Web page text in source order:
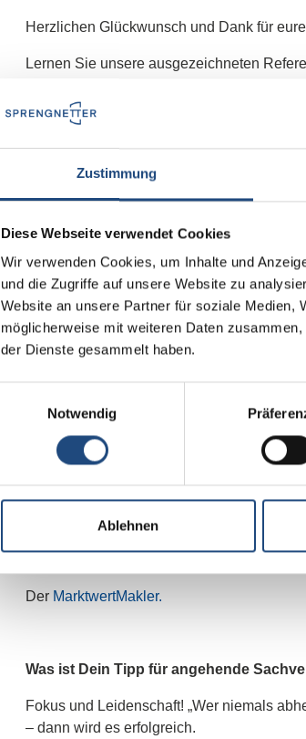
Zustimmung
Diese Webseite verwendet Cookies
Wir verwenden Cookies, um Inhalte und
und die Zugriffe auf unsere Website zu
Website an unsere Partner für soziale Medien,
möglicherweise mit weiteren Daten
der Dienste gesammelt haben.
Notwendig
Ablehnen
Herzlichen Glückwunsch und Dank für
Lernen Sie unsere ausgezeichneten
Seit wann bist Du in der
Warum bist Du in die
zu arbeiten?
Mich hat vor allem die Methode
Verkäufe Daten abzuleiten. In der
dieses Wissen anwenden.
Was ist der Schwerpunkt Deines
Ich bin seit 4 Jahren selbstständig als
Finanzierungsfirma gegründet. Die
Akademie aus.
Der MarktwertMakler.
Was ist Dein Tipp für angehende
Fokus und Leidenschaft! „Wer niemals
– dann wird es erfolgreich.